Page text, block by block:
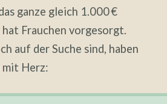
ganze gleich 1.000 €
Frauchen vorgesorgt.
auf der Suche sind, haben
Herz: